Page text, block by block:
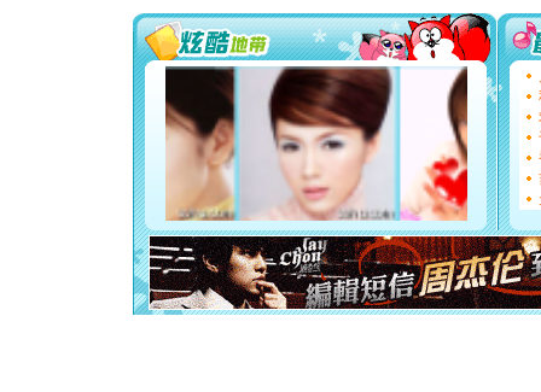
[圣诞节]
能正大光
都要快乐
[圣诞节]
如意,快
[元旦]
看
断电。
你是我
[元旦]
如
起；二
离。水
[元旦]当
泣，这痛
卖了。水
[春节]风
颜！冬去